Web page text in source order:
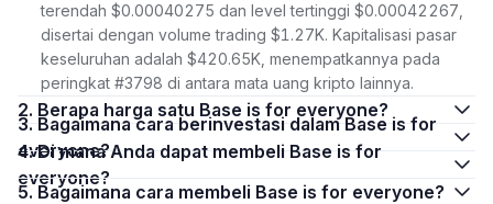
terendah $0.00040275 dan level tertinggi $0.00042267,
disertai dengan volume trading $1.27K. Kapitalisasi pasar
keseluruhan adalah $420.65K, menempatkannya pada
peringkat #3798 di antara mata uang kripto lainnya.
2. Berapa harga satu Base is for everyone?
3. Bagaimana cara berinvestasi dalam Base is for
everyone?
4. Di mana Anda dapat membeli Base is for
everyone?
5. Bagaimana cara membeli Base is for everyone?